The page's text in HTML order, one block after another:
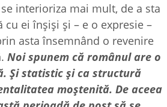
interioriza mai mult, de a sta
ei înșiși și – e o expresie –
asta însemnând o revenire
Noi spunem că românul are o
Și statistic și ca structură
moștenită. De aceea